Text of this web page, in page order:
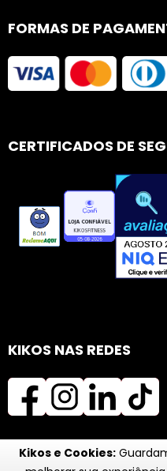
Kikos e Cookies:
FORMAS DE
CERTIFICADOS DE
KIKOS NAS REDES